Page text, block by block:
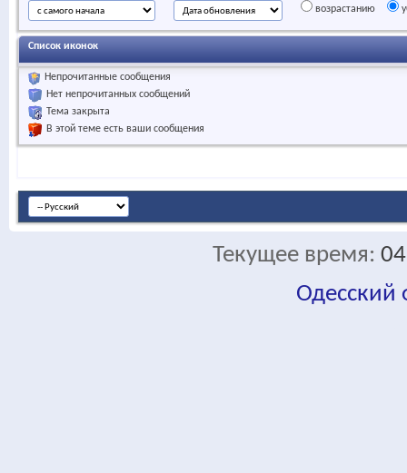
возрастанию
Список иконок
Непрочитанные сообщения
Нет непрочитанных сообщений
Тема закрыта
В этой теме есть ваши сообщения
Текущее время:
Одесский